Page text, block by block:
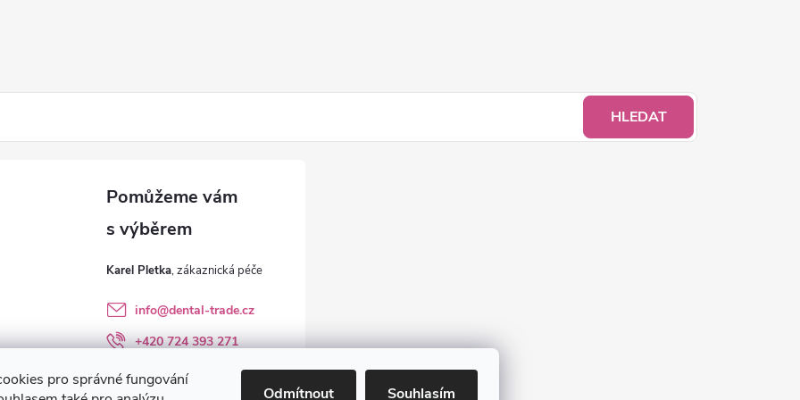
pro správné fungování
Odmítnout Souhlasím
HLEDAT
Karel Pletka
info@dental-trade.cz
+420 724 393 271
Sledujte nás na FB